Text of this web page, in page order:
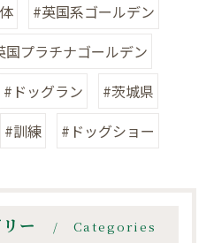
#英国系ゴールデン
国プラチナゴールデン
#ドッグラン
#茨城県
#訓練 #ドッグショー
ー Categories